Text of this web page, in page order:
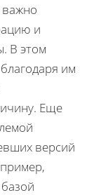
важно
и
В этом
им
Еще
версий